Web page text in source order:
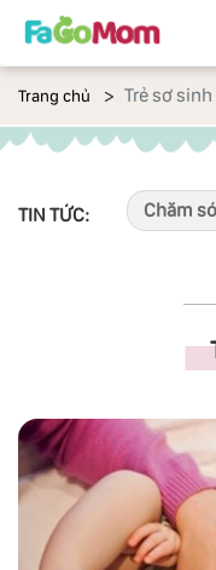
Trang chủ Trẻ sơ sinh
TIN TỨC: Chăm